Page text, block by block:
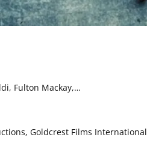
Fulton Mackay,…
Goldcrest Films International